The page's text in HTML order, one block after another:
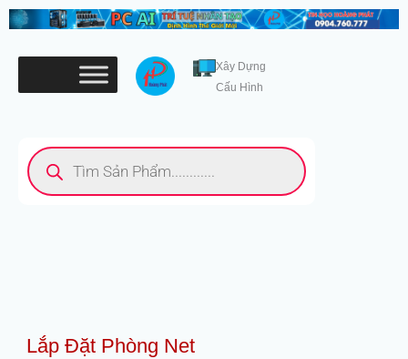
Nhảy
tới
Xây Dựng
Cấu Hình
Tìm
kiếm
sản
phẩm
Lắp Đặt Phòng Net